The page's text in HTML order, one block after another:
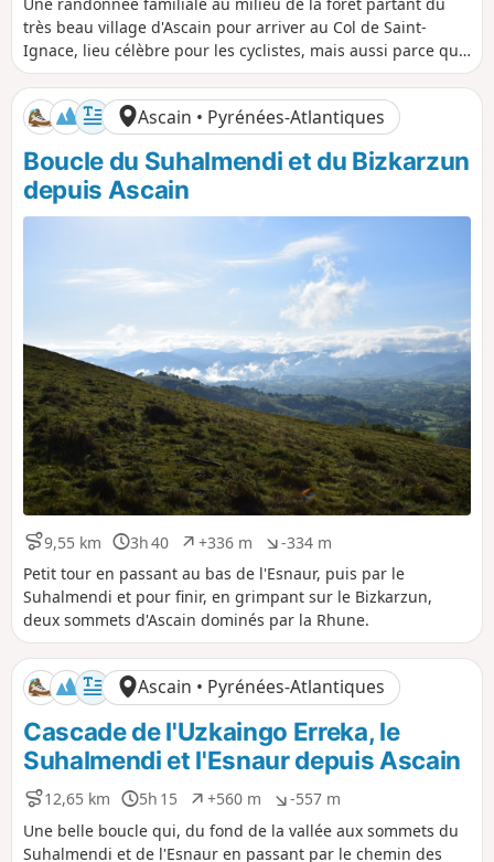
s
t
a
n
c
e
r
é
e
n
i
v
e
l
é
p
o
i
t
n
i
v
e
l
é
n
é
t
f
très beau village d'Ascain pour arriver au Col de Saint-
Ignace, lieu célèbre pour les cyclistes, mais aussi parce que
c'est le point de départ du petit train à crémaillère
permettant de monter à la Rhune. Ce col est très fréquenté
l'été.
Ascain • Pyrénées-Atlantiques
Boucle du Suhalmendi et du Bizkarzun
depuis Ascain
9,55 km
D
i
s
t
a
n
c
e
3h 40
D
u
r
é
e
+336 m
D
é
n
i
v
e
l
é
p
o
s
i
-334 m
D
é
n
i
v
e
l
é
n
é
g
a
f
Petit tour en passant au bas de l'Esnaur, puis par le
Suhalmendi et pour finir, en grimpant sur le Bizkarzun,
deux sommets d'Ascain dominés par la Rhune.
Ascain • Pyrénées-Atlantiques
Cascade de l'Uzkaingo Erreka, le
Suhalmendi et l'Esnaur depuis Ascain
12,65 km
D
i
s
5h 15
D
u
r
+560 m
D
é
n
-557 m
D
é
n
Une belle boucle qui, du fond de la vallée aux sommets du
Suhalmendi et de l'Esnaur en passant par le chemin des